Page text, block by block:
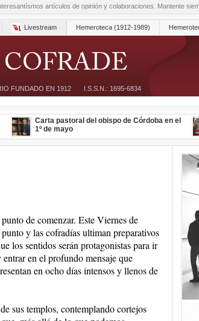
artículos de opinión y colaboraciones. Mantente
Livestream Hemeroteca (1912-1989)
FUNDADO EN 1912 | I.S.S.N.: 1695-6834
Carta pastoral del obispo de Córdoba en el
1º de mayo
de comenzar. Este Viernes de
y las cofradías ultiman preparativos
los sentidos serán protagonistas para ir
en el profundo mensaje que
en ocho días intensos y llenos de
sus templos, contemplando cortejos